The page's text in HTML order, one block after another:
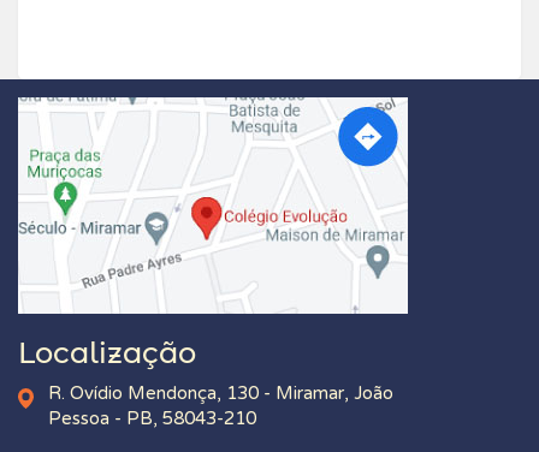
Localização
R. Ovídio Mendonça, 130 - Miramar, João
Pessoa - PB, 58043-210